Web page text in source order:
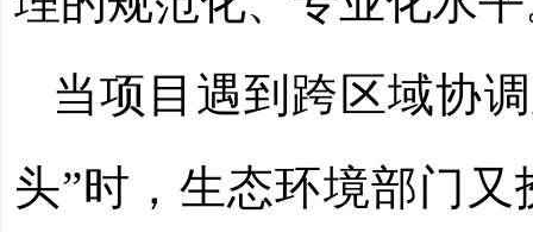
当项目遇到跨区域协
头”时，生态环境部门